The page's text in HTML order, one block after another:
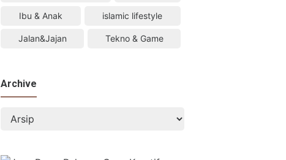
Ibu & Anak islamic lifestyle
Jalan&Jajan Tekno & Game
Archive